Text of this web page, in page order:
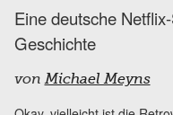
Eine deutsche
Geschichte
vonMichael Meyns